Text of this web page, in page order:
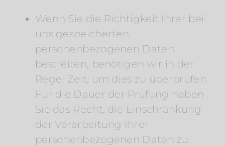
Wenn Sie die Richtigkeit Ihrer bei
uns gespeicherten
personenbezogenen Daten
bestreiten, benötigen wir in der
Regel Zeit, um dies zu überprüfen.
Für die Dauer der Prüfung haben
Sie das Recht, die Einschränkung
der Verarbeitung Ihrer
personenbezogenen Daten zu